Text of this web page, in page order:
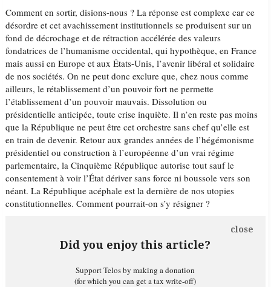
Comment en sortir, disions-nous ? La réponse est complexe car ce
désordre et cet avachissement institutionnels se produisent sur un
fond de décrochage et de rétraction accélérée des valeurs
fondatrices de l’humanisme occidental, qui hypothèque, en France
mais aussi en Europe et aux États-Unis, l’avenir libéral et solidaire
de nos sociétés. On ne peut donc exclure que, chez nous comme
ailleurs, le rétablissement d’un pouvoir fort ne permette
l’établissement d’un pouvoir mauvais. Dissolution ou
présidentielle anticipée, toute crise inquiète. Il n’en reste pas moins
que la République ne peut être cet orchestre sans chef qu’elle est
en train de devenir. Retour aux grandes années de l’hégémonisme
présidentiel ou construction à l’européenne d’un vrai régime
parlementaire, la Cinquième République autorise tout sauf le
consentement à voir l’État dériver sans force ni boussole vers son
néant. La République acéphale est la dernière de nos utopies
constitutionnelles. Comment pourrait-on s’y résigner ?
Did you enjoy this article?
close
Support Telos by making a donation
(for which you can get a tax write-off)